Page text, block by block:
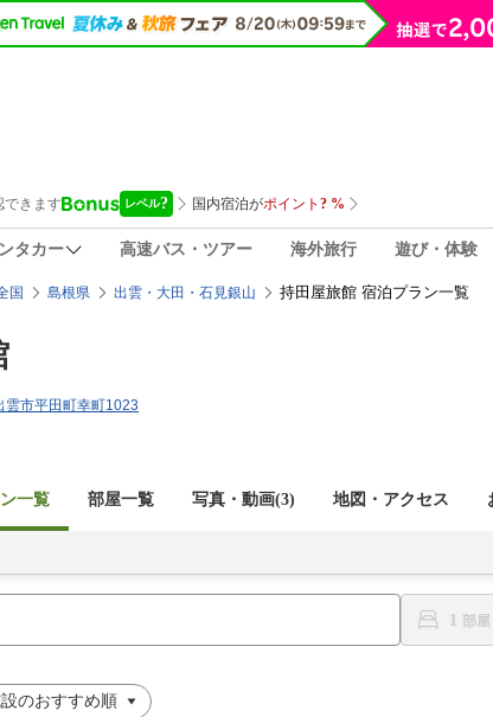
タカー 高速バス・ツアー 海外旅行 遊び・体験
国 島根県 出雲・大田・石見銀山 持田屋旅館 宿泊プラン一覧
市平田町幸町1023
一覧 部屋一覧 写真・動画(3) 地図・アクセス
1